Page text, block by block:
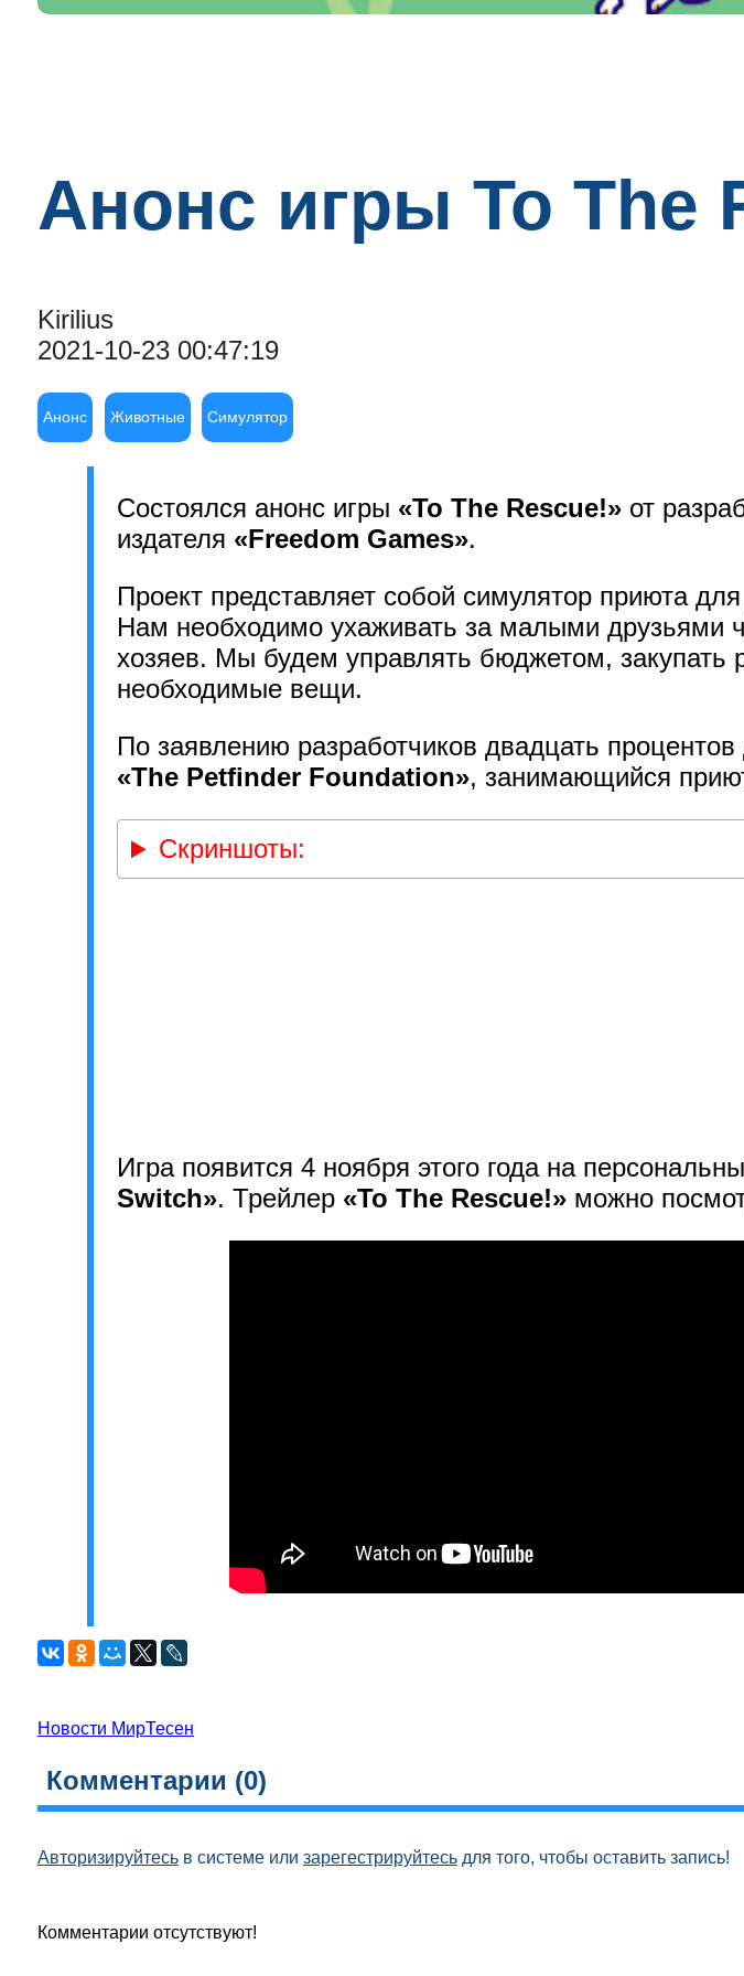
Анонс игры To The
Kirilius
2021-10-23 00:47:19
Анонс Животные Симулятор
Состоялся анонс игры «To The Rescue!» от
издателя «Freedom Games».
Проект представляет собой симулятор приюта
Нам необходимо ухаживать за малыми друзьями
хозяев. Мы будем управлять бюджетом, закупать
необходимые вещи.
По заявлению разработчиков двадцать
«The Petfinder Foundation», занимающийся
Скриншоты:
Игра появится 4 ноября этого года на
Switch». Трейлер «To The Rescue!» можно
Новости МирТесен
Комментарии (0)
Авторизируйтесьв системе или зарегестрируйтесьдля того, чтобы оставить запись!
Комментарии отсутствуют!